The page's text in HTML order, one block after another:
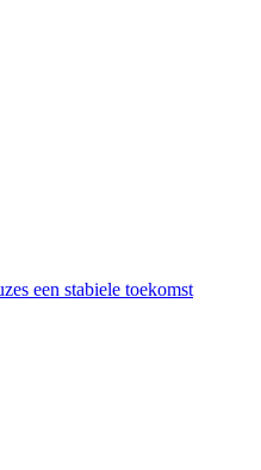
een stabiele toekomst